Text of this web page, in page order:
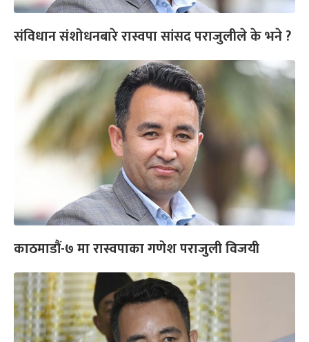
संविधान संशोधनबारे रास्वपा सांसद पराजुलीले के भने ?
काठमाडौं-७ मा रास्वपाका गणेश पराजुली विजयी